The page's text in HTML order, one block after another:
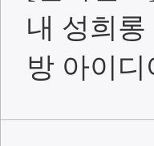
내 성희롱
방 아이디